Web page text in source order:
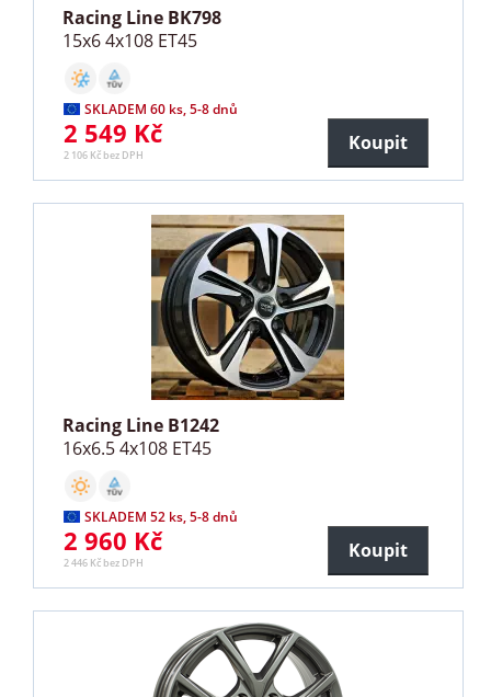
Racing Line BK798
15x6 4x108 ET45
SKLADEM 60 ks, 5-8 dnů
2 549 Kč
2 106 Kč bez DPH
Koupit
Racing Line B1242
16x6.5 4x108 ET45
SKLADEM 52 ks, 5-8 dnů
2 960 Kč
2 446 Kč bez DPH
Koupit